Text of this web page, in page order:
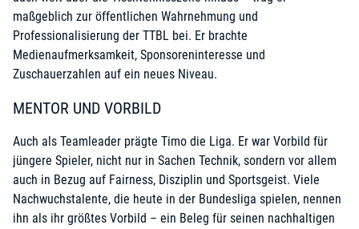
maßgeblich zur öffentlichen Wahrnehmung und
Professionalisierung der TTBL bei. Er brachte
Medienaufmerksamkeit, Sponsoreninteresse und
Zuschauerzahlen auf ein neues Niveau.
MENTOR UND VORBILD
Auch als Teamleader prägte Timo die Liga. Er war Vorbild für
jüngere Spieler, nicht nur in Sachen Technik, sondern vor allem
auch in Bezug auf Fairness, Disziplin und Sportsgeist. Viele
Nachwuchstalente, die heute in der Bundesliga spielen, nennen
ihn als ihr größtes Vorbild – ein Beleg für seinen nachhaltigen